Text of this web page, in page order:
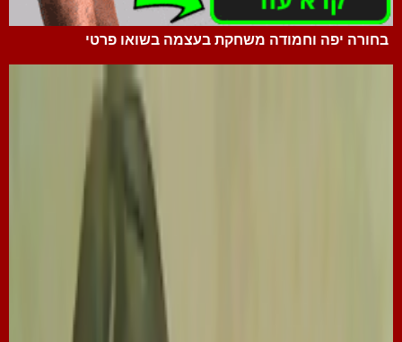
בחורה יפה וחמודה משחקת בעצמה בשואו פרטי